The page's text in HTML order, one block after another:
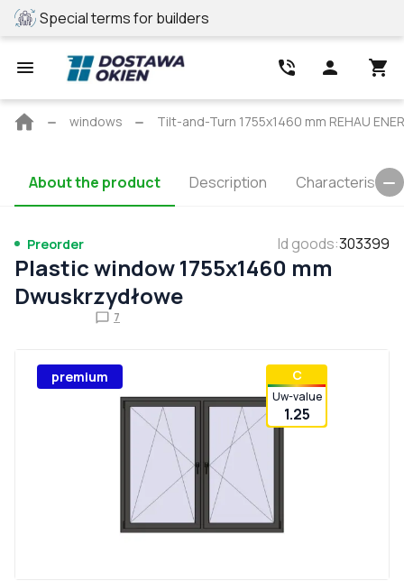
Special terms for builders
Main
windows Tilt-and-Turn 1755x1460 mm REHAU
About the product Description Characteristics
Preorder Id goods:303399
Plastic window 1755x1460 mm
Dwuskrzydłowe
7
premium С
Uw-value
1.25